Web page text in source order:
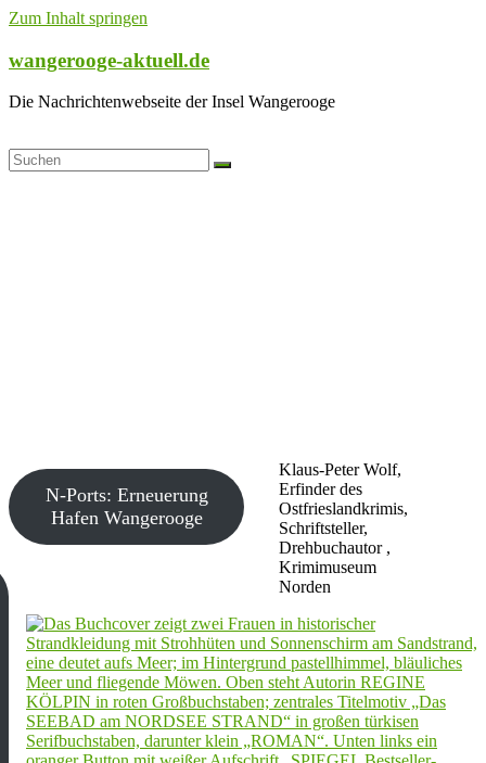
Zum Inhalt springen
wangerooge-aktuell.de
Die Nachrichtenwebseite der Insel Wangerooge
Klaus-Peter Wolf,
Erfinder des
Ostfrieslandkrimis,
Schriftsteller,
Drehbuchautor ,
Krimimuseum
Norden
N-Ports: Erneuerung
Hafen Wangerooge